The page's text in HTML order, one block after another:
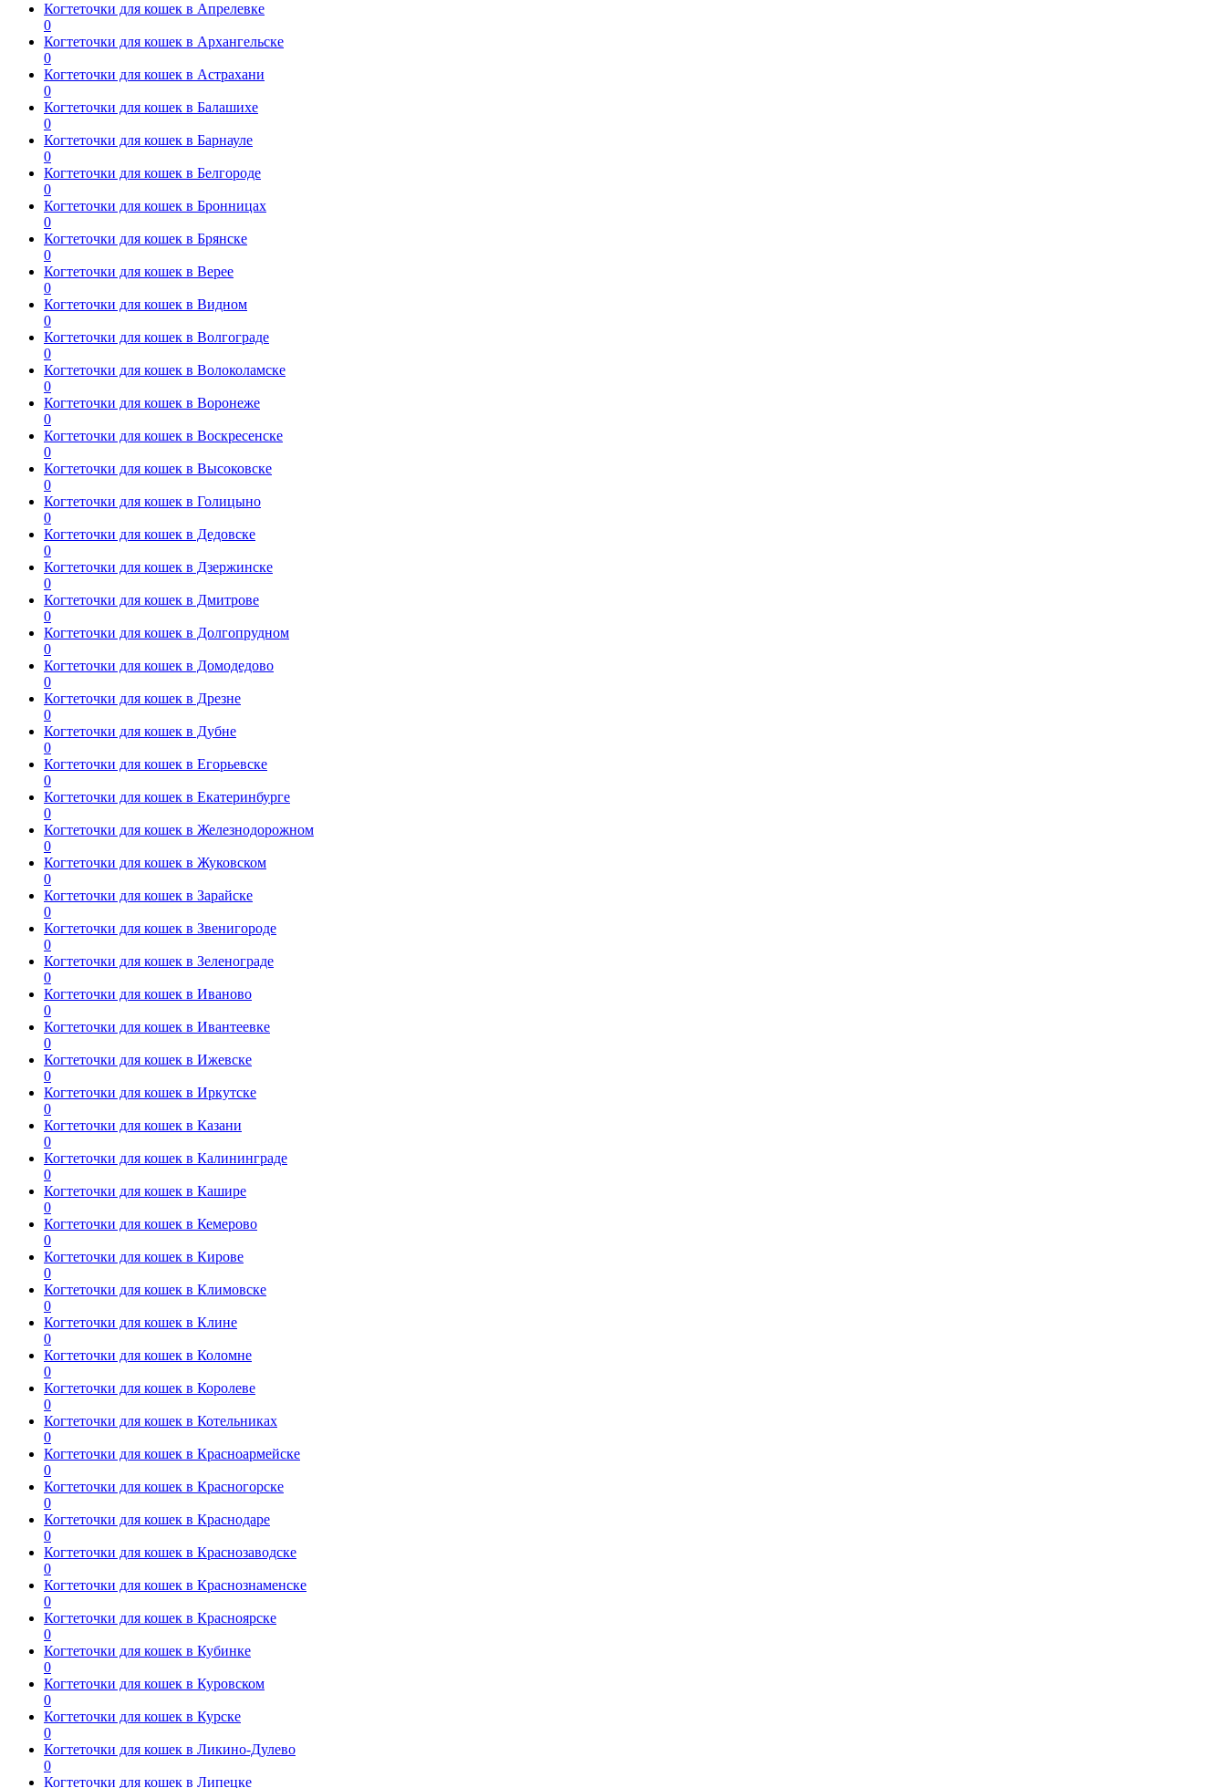
Когтеточки для кошек в Апрелевке
0
Когтеточки для кошек в Архангельске
0
Когтеточки для кошек в Астрахани
0
Когтеточки для кошек в Балашихе
0
Когтеточки для кошек в Барнауле
0
Когтеточки для кошек в Белгороде
0
Когтеточки для кошек в Бронницах
0
Когтеточки для кошек в Брянске
0
Когтеточки для кошек в Верее
0
Когтеточки для кошек в Видном
0
Когтеточки для кошек в Волгограде
0
Когтеточки для кошек в Волоколамске
0
Когтеточки для кошек в Воронеже
0
Когтеточки для кошек в Воскресенске
0
Когтеточки для кошек в Высоковске
0
Когтеточки для кошек в Голицыно
0
Когтеточки для кошек в Дедовске
0
Когтеточки для кошек в Дзержинске
0
Когтеточки для кошек в Дмитрове
0
Когтеточки для кошек в Долгопрудном
0
Когтеточки для кошек в Домодедово
0
Когтеточки для кошек в Дрезне
0
Когтеточки для кошек в Дубне
0
Когтеточки для кошек в Егорьевске
0
Когтеточки для кошек в Екатеринбурге
0
Когтеточки для кошек в Железнодорожном
0
Когтеточки для кошек в Жуковском
0
Когтеточки для кошек в Зарайске
0
Когтеточки для кошек в Звенигороде
0
Когтеточки для кошек в Зеленограде
0
Когтеточки для кошек в Иваново
0
Когтеточки для кошек в Ивантеевке
0
Когтеточки для кошек в Ижевске
0
Когтеточки для кошек в Иркутске
0
Когтеточки для кошек в Казани
0
Когтеточки для кошек в Калининграде
0
Когтеточки для кошек в Кашире
0
Когтеточки для кошек в Кемерово
0
Когтеточки для кошек в Кирове
0
Когтеточки для кошек в Климовске
0
Когтеточки для кошек в Клине
0
Когтеточки для кошек в Коломне
0
Когтеточки для кошек в Королеве
0
Когтеточки для кошек в Котельниках
0
Когтеточки для кошек в Красноармейске
0
Когтеточки для кошек в Красногорске
0
Когтеточки для кошек в Краснодаре
0
Когтеточки для кошек в Краснозаводске
0
Когтеточки для кошек в Краснознаменске
0
Когтеточки для кошек в Красноярске
0
Когтеточки для кошек в Кубинке
0
Когтеточки для кошек в Куровском
0
Когтеточки для кошек в Курске
0
Когтеточки для кошек в Ликино-Дулево
0
Когтеточки для кошек в Липецке